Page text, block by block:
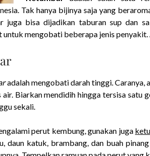
Tak hanya bijinya saja yang
juga bisa dijadikan taburan sup dan
untuk mengobati beberapa jenis penyakit.
adalah mengobati darah tinggi. Caranya,
Biarkan mendidih hingga tersisa satu
sekali.
perut kembung, gunakan juga
daun katuk, brambang, dan buah